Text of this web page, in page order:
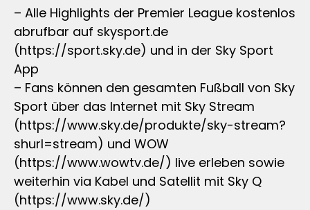
– Alle Highlights der Premier League kostenlos
abrufbar auf skysport.de
(https://sport.sky.de) und in der Sky Sport
App
– Fans können den gesamten Fußball von Sky
Sport über das Internet mit Sky Stream
(https://www.sky.de/produkte/sky-stream?
shurl=stream) und WOW
(https://www.wowtv.de/) live erleben sowie
weiterhin via Kabel und Satellit mit Sky Q
(https://www.sky.de/)